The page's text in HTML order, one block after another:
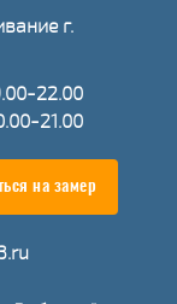
г.
22.00
21.00
на замер